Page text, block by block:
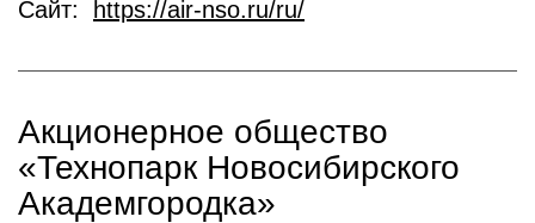
Сайт:
https://air-nso.ru/ru/
Акционерное общество
«Технопарк Новосибирского
Академгородка»